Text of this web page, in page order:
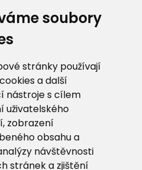
soubory
stránky používají
a další
nástroje s cílem
uživatelského
zobrazení
obsahu a
návštěvnosti
stránek a zjištění
termíny